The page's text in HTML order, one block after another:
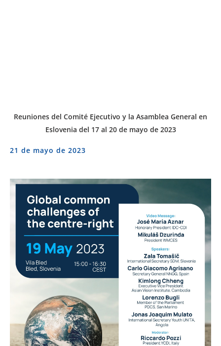
Reuniones del Comité Ejecutivo y la Asamblea General en
Eslovenia del 17 al 20 de mayo de 2023
21 de mayo de 2023